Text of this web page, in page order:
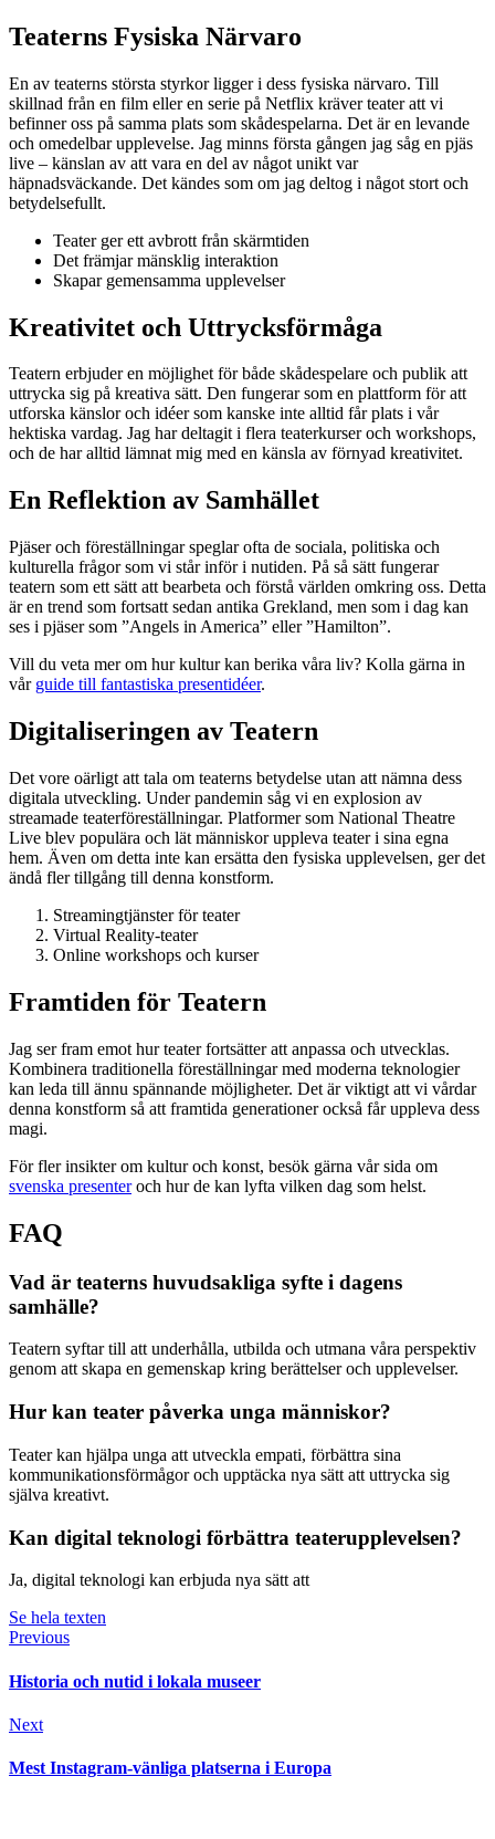
Teaterns Fysiska Närvaro
En av teaterns största styrkor ligger i dess fysiska närvaro. Till
skillnad från en film eller en serie på Netflix kräver teater att vi
befinner oss på samma plats som skådespelarna. Det är en levande
och omedelbar upplevelse. Jag minns första gången jag såg en pjäs
live – känslan av att vara en del av något unikt var
häpnadsväckande. Det kändes som om jag deltog i något stort och
betydelsefullt.
Teater ger ett avbrott från skärmtiden
Det främjar mänsklig interaktion
Skapar gemensamma upplevelser
Kreativitet och Uttrycksförmåga
Teatern erbjuder en möjlighet för både skådespelare och publik att
uttrycka sig på kreativa sätt. Den fungerar som en plattform för att
utforska känslor och idéer som kanske inte alltid får plats i vår
hektiska vardag. Jag har deltagit i flera teaterkurser och workshops,
och de har alltid lämnat mig med en känsla av förnyad kreativitet.
En Reflektion av Samhället
Pjäser och föreställningar speglar ofta de sociala, politiska och
kulturella frågor som vi står inför i nutiden. På så sätt fungerar
teatern som ett sätt att bearbeta och förstå världen omkring oss. Detta
är en trend som fortsatt sedan antika Grekland, men som i dag kan
ses i pjäser som ”Angels in America” eller ”Hamilton”.
Vill du veta mer om hur kultur kan berika våra liv? Kolla gärna in
vår guide till fantastiska presentidéer.
Digitaliseringen av Teatern
Det vore oärligt att tala om teaterns betydelse utan att nämna dess
digitala utveckling. Under pandemin såg vi en explosion av
streamade teaterföreställningar. Platformer som National Theatre
Live blev populära och lät människor uppleva teater i sina egna
hem. Även om detta inte kan ersätta den fysiska upplevelsen, ger det
ändå fler tillgång till denna konstform.
Streamingtjänster för teater
Virtual Reality-teater
Online workshops och kurser
Framtiden för Teatern
Jag ser fram emot hur teater fortsätter att anpassa och utvecklas.
Kombinera traditionella föreställningar med moderna teknologier
kan leda till ännu spännande möjligheter. Det är viktigt att vi vårdar
denna konstform så att framtida generationer också får uppleva dess
magi.
För fler insikter om kultur och konst, besök gärna vår sida om
svenska presenteroch hur de kan lyfta vilken dag som helst.
FAQ
Vad är teaterns huvudsakliga syfte i dagens
samhälle?
Teatern syftar till att underhålla, utbilda och utmana våra perspektiv
genom att skapa en gemenskap kring berättelser och upplevelser.
Hur kan teater påverka unga människor?
Teater kan hjälpa unga att utveckla empati, förbättra sina
kommunikationsförmågor och upptäcka nya sätt att uttrycka sig
själva kreativt.
Kan digital teknologi förbättra teaterupplevelsen?
Ja, digital teknologi kan erbjuda nya sätt att
Se hela texten
Previous
Historia och nutid i lokala museer
Next
Mest Instagram-vänliga platserna i Europa